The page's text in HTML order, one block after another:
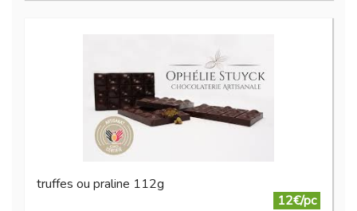
truffes ou praline 112g
12€/pc